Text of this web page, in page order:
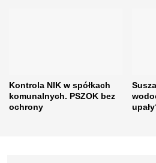
Kontrola NIK w spółkach
komunalnych. PSZOK bez
ochrony